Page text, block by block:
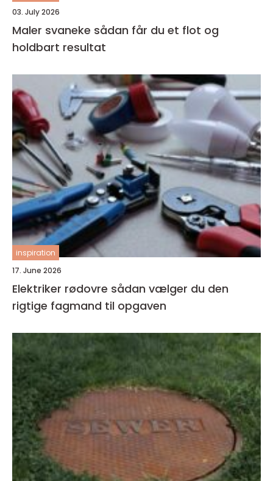
03. July 2026
Maler svaneke sådan får du et flot og
holdbart resultat
inspiration
17. June 2026
Elektriker rødovre sådan vælger du den
rigtige fagmand til opgaven